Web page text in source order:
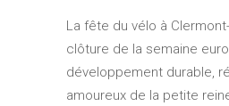
La fête du vélo à
clôture de la semaine
développement durable,
amoureux de la petite